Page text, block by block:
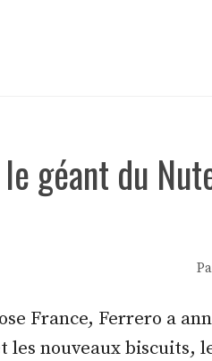
le géant du
France, Ferrero a
les nouveaux